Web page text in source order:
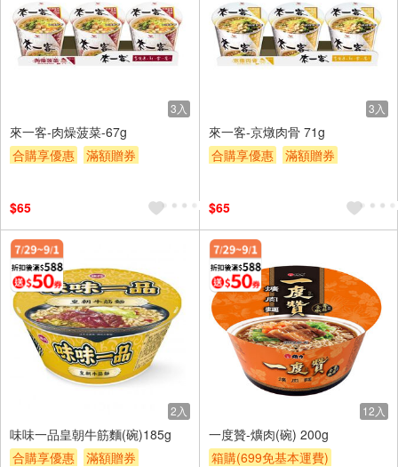
3入
來一客-肉燥菠菜-67g
合購享優惠
滿額贈券
$65
3入
來一客-京燉肉骨 71g
合購享優惠
滿額贈券
$65
2入
味味一品皇朝牛筋麵(碗)185g
合購享優惠
滿額贈券
12入
一度贊-爌肉(碗) 200g
箱購(699免基本運費)